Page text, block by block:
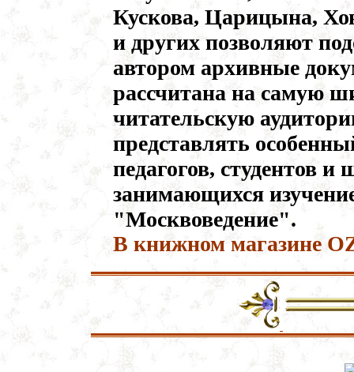
Кускова, Царицына,
и других позволяют
автором архивные
рассчитана на самую
читательскую
представлять
педагогов, студентов
занимающихся
"Москвоведение".
В книжном магазине